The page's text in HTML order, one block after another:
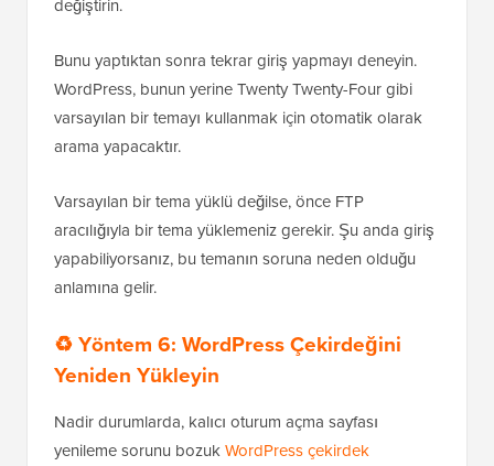
değiştirin.
Bunu yaptıktan sonra tekrar giriş yapmayı deneyin.
WordPress, bunun yerine Twenty Twenty-Four gibi
varsayılan bir temayı kullanmak için otomatik olarak
arama yapacaktır.
Varsayılan bir tema yüklü değilse, önce FTP
aracılığıyla bir tema yüklemeniz gerekir. Şu anda giriş
yapabiliyorsanız, bu temanın soruna neden olduğu
anlamına gelir.
♻️ Yöntem 6: WordPress Çekirdeğini
Yeniden Yükleyin
Nadir durumlarda, kalıcı oturum açma sayfası
yenileme sorunu bozukWordPress çekirdek